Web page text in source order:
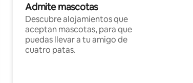
Admite mascotas
Descubre alojamientos que
aceptan mascotas, para que
puedas llevar a tu amigo de
cuatro patas.